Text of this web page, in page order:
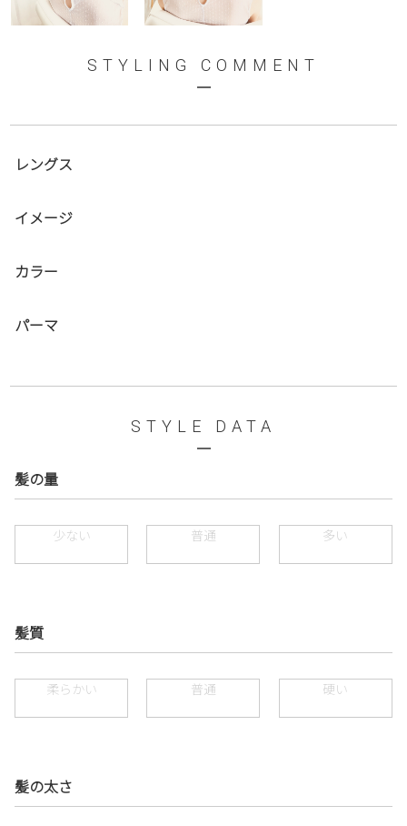
STYLING COMMENT
レングス
イメージ
カラー
パーマ
STYLE DATA
髪の量
少ない 普通 多い
髪質
柔らかい 普通 硬い
髪の太さ